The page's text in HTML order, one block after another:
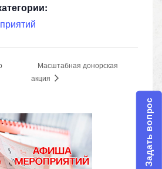
Масштабная донорская
акция
Задать вопрос